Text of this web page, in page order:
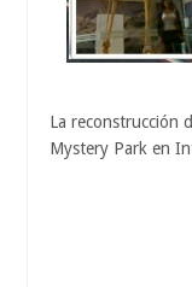
La reconstrucción
Mystery Park en